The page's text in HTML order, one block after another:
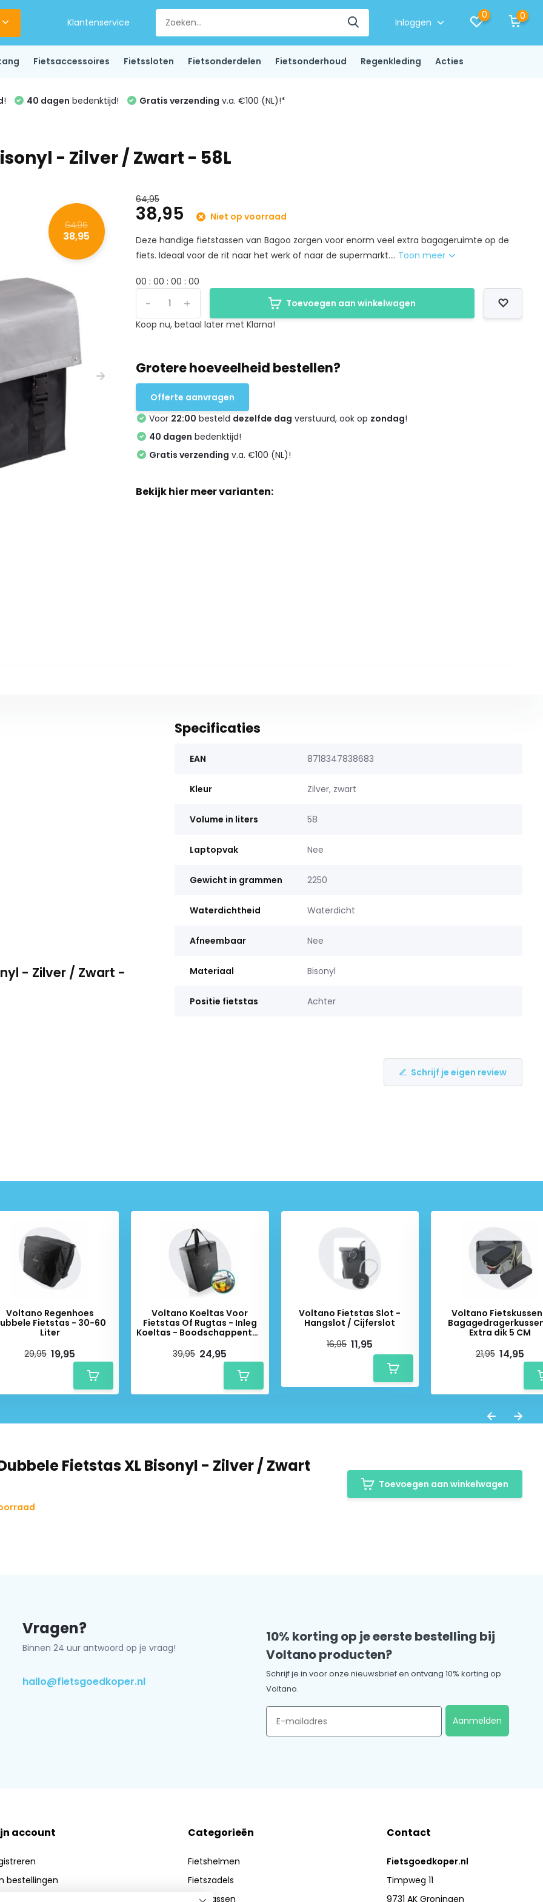
Klantenservice Inloggen
0 0
Fietsaccessoires Fietssloten Fietsonderdelen Fietsonderhoud Regenkleding Acties
! 40 dagen bedenktijd! Gratis verzending v.a. €100 (NL)!*
- Zilver / Zwart - 58L
64,95
38,95
64,95
38,95
Niet op voorraad
Deze handige fietstassen van Bagoo zorgen voor enorm veel extra bagageruimte op de
fiets. Ideaal voor de rit naar het werk of naar de supermarkt.... Toon meer
00 : 00 : 00 : 00
+
-
Toevoegen aan winkelwagen
Koop nu, betaal later met Klarna!
Grotere hoeveelheid bestellen?
Offerte aanvragen
Voor 22:00 besteld dezelfde dag verstuurd, ook op zondag!
40 dagen bedenktijd!
Gratis verzending v.a. €100 (NL)!
Bekijk hier meer varianten:
- Zilver / Zwart -
inhoud van maar liefst 58
kan u enorm veel
aan beide kanten zullen
volledige aanbod Bagoo
Specificaties
EAN 8718347838683
Kleur Zilver, zwart
Volume in liters 58
Laptopvak Nee
Gewicht in grammen 2250
Waterdichtheid Waterdicht
Afneembaar Nee
Materiaal Bisonyl
Positie fietstas Achter
Schrijf je eigen review
Voltano Regenhoes
Fietstas - 30-60
Liter
29,95 19,95
Voltano Koeltas Voor
Fietstas Of Rugtas - Inleg
Koeltas - Boodschappentas
39,95 24,95
Voltano Fietstas Slot -
Hangslot / Cijferslot
16,95 11,95
Voltano
Extra dik 5 CM
21,95 14,95
Fietstas XL Bisonyl - Zilver / Zwart
Toevoegen aan winkelwagen
Vragen?
Binnen 24 uur antwoord op je vraag!
hallo@fietsgoedkoper.nl
10% korting op je eerste bestelling bij
Voltano producten?
Schrijf je in voor onze nieuwsbrief en ontvang 10% korting op
Voltano.
Email
Aanmelden
account
bestellingen
Categorieën
Fietshelmen
Fietszadels
Fietstassen
Contact
Fietsgoedkoper.nl
Timpweg 11
9731 AK Groningen